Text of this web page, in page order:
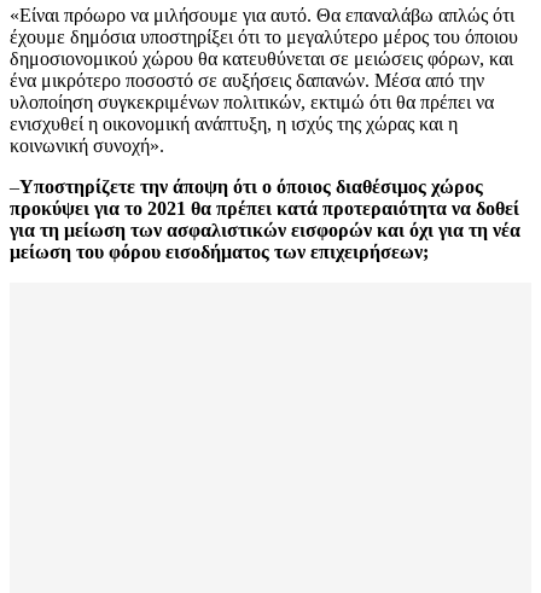
«Είναι πρόωρο να μιλήσουμε για αυτό. Θα επαναλάβω απλώς ότι
έχουμε δημόσια υποστηρίξει ότι το μεγαλύτερο μέρος του όποιου
δημοσιονομικού χώρου θα κατευθύνεται σε μειώσεις φόρων, και
ένα μικρότερο ποσοστό σε αυξήσεις δαπανών. Μέσα από την
υλοποίηση συγκεκριμένων πολιτικών, εκτιμώ ότι θα πρέπει να
ενισχυθεί η οικονομική ανάπτυξη, η ισχύς της χώρας και η
κοινωνική συνοχή».
–Υποστηρίζετε την άποψη ότι ο όποιος διαθέσιμος χώρος
προκύψει για το 2021 θα πρέπει κατά προτεραιότητα να δοθεί
για τη μείωση των ασφαλιστικών εισφορών και όχι για τη νέα
μείωση του φόρου εισοδήματος των επιχειρήσεων;